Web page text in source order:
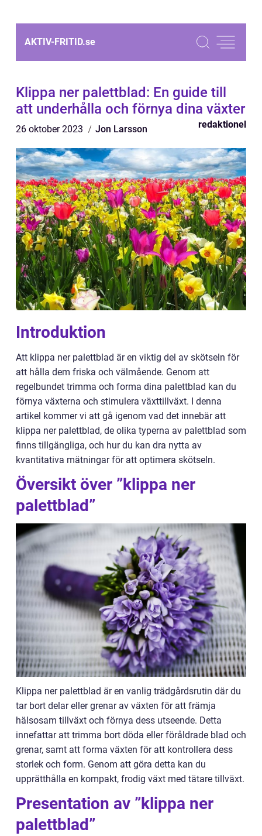
AKTIV-FRITID.se
Klippa ner palettblad: En guide till
att underhålla och förnya dina växter
26 oktober 2023 Jon Larsson redaktionel
Introduktion
Att klippa ner palettblad är en viktig del av skötseln för
att hålla dem friska och välmående. Genom att
regelbundet trimma och forma dina palettblad kan du
förnya växterna och stimulera växttillväxt. I denna
artikel kommer vi att gå igenom vad det innebär att
klippa ner palettblad, de olika typerna av palettblad som
finns tillgängliga, och hur du kan dra nytta av
kvantitativa mätningar för att optimera skötseln.
Översikt över ”klippa ner
palettblad”
Klippa ner palettblad är en vanlig trädgårdsrutin där du
tar bort delar eller grenar av växten för att främja
hälsosam tillväxt och förnya dess utseende. Detta
innefattar att trimma bort döda eller föråldrade blad och
grenar, samt att forma växten för att kontrollera dess
storlek och form. Genom att göra detta kan du
upprätthålla en kompakt, frodig växt med tätare tillväxt.
Presentation av ”klippa ner
palettblad”